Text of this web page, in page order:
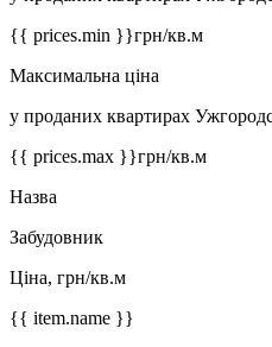
{{ prices.min }}грн/кв.м
Максимальна ціна
у проданих квартирах
{{ prices.max }}грн/кв.м
Назва
Забудовник
Ціна, грн/кв.м
{{ item.name }}